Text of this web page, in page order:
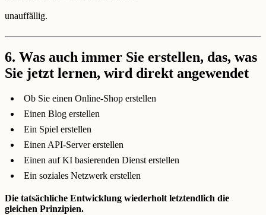
unauffällig.
6. Was auch immer Sie erstellen, das, was
Sie jetzt lernen, wird direkt angewendet
Ob Sie einen Online-Shop erstellen
Einen Blog erstellen
Ein Spiel erstellen
Einen API-Server erstellen
Einen auf KI basierenden Dienst erstellen
Ein soziales Netzwerk erstellen
Die tatsächliche Entwicklung wiederholt letztendlich die
gleichen Prinzipien.